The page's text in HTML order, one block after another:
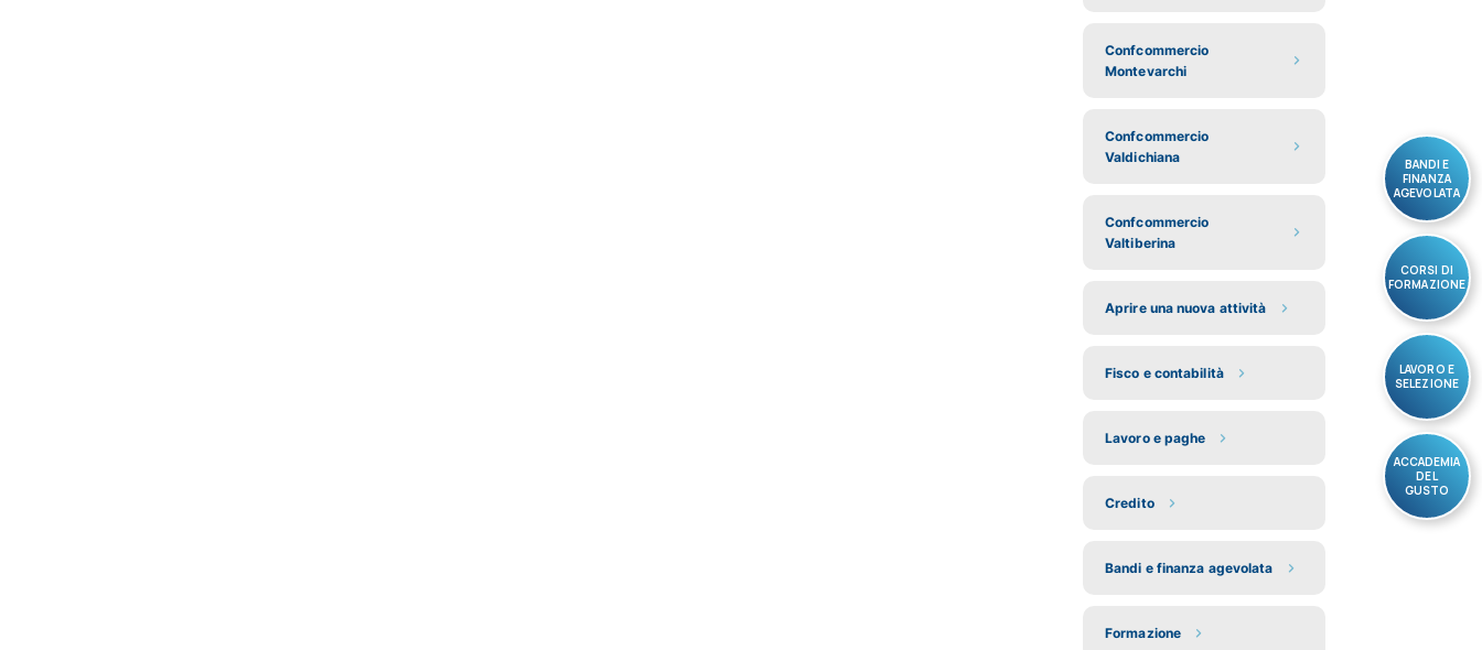
BANDI E
FINANZA
AGEVOLATA
CORSI DI
FORMAZIONE
LAVORO E
SELEZIONE
ACCADEMIA
DEL
GUSTO
Confcommercio
Montevarchi
Confcommercio
Valdichiana
Confcommercio
Valtiberina
Aprire una nuova attività
Fisco e contabilità
Lavoro e paghe
Credito
Bandi e finanza agevolata
Formazione